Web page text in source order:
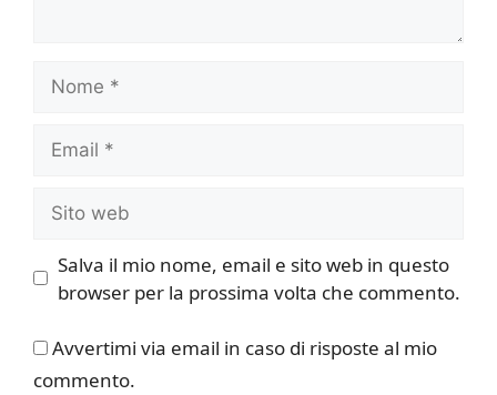
web
Salva il mio nome, email e sito web in questo
browser per la prossima volta che commento.
Avvertimi via email in caso di risposte al mio
commento.